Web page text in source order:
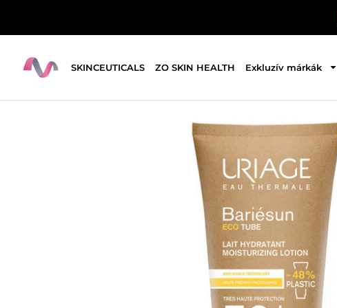
SKINCEUTICALS ZO SKIN HEALTH Exkluzív márkák